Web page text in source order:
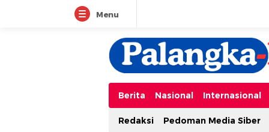
Menu
Berita Nasional Internasional
Redaksi Pedoman Media Siber